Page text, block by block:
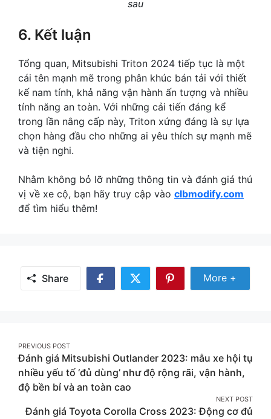
sau
6. Kết luận
Tổng quan, Mitsubishi Triton 2024 tiếp tục là một
cái tên mạnh mẽ trong phân khúc bán tải với thiết
kế nam tính, khả năng vận hành ấn tượng và nhiều
tính năng an toàn. Với những cải tiến đáng kể
trong lần nâng cấp này, Triton xứng đáng là sự lựa
chọn hàng đầu cho những ai yêu thích sự mạnh mẽ
và tiện nghi.
Nhằm không bỏ lỡ những thông tin và đánh giá thú
vị về xe cộ, bạn hãy truy cập vào clbmodify.com
để tìm hiểu thêm!
Share
Share
Share
Share
More +
Post
navigation
PREVIOUS POST
Đánh giá Mitsubishi Outlander 2023: mẫu xe hội tụ
nhiều yếu tố ‘đủ dùng’ như độ rộng rãi, vận hành,
độ bền bỉ và an toàn cao
NEXT POST
Đánh giá Toyota Corolla Cross 2023: Động cơ đủ